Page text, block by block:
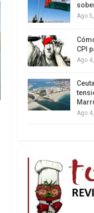
Los latinos le van
Ago
CPI
Ago
Ago